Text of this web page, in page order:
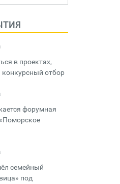
в проектах,
отбор
форумная
семейный
под